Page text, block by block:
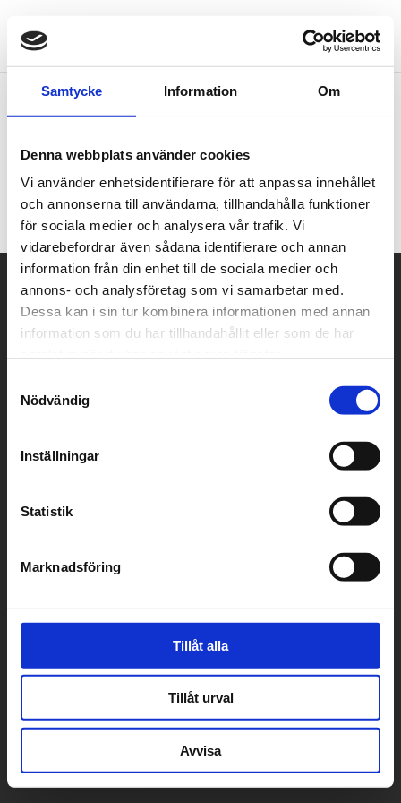
Samtycke Information Om
Denna webbplats använder cookies
Vi använder enhetsidentifierare för att anpassa innehållet
och annonserna till användarna, tillhandahålla funktioner
för sociala medier och analysera vår trafik. Vi
vidarebefordrar även sådana identifierare och annan
information från din enhet till de sociala medier och
annons- och analysföretag som vi samarbetar med.
Dessa kan i sin tur kombinera informationen med annan
information som du har tillhandahållit eller som de har
Nödvändig
Inställningar
Statistik
Marknadsföring
Tillåt alla
Tillåt urval
Avvisa
Sverigepumpen
Vi på Sverigepumpen har tillsammans med Sveriges ledande
installatörer skapat unika lösningar och installerat
värmepumpar i över 300 000 hushåll. Vår erfarenhet sträcker
val av inomhusklimat och uppvärmning.
Webbshop
Garanti & Trygghetsförsäkring
Kontakta oss
Mån-Fre kl. 07:30 - 16:30